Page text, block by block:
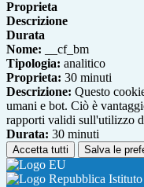
Proprieta
Descrizione
Durata
Nome: __cf_bm
Tipologia: analitico
Proprieta: 30 minuti
Descrizione: Questo
umani e bot. Ciò è
rapporti validi sull'utilizzo
Durata: 30 minuti
Accetta tutti Salva le